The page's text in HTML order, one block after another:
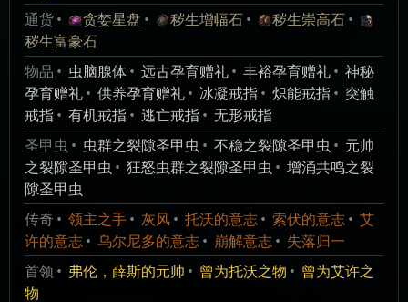
怪物大军为你效命。这些被召唤的怪物的物理伤害转
换为冰霜伤害，并有一定几率击中施加脆弱。
裂隙虫群（辅）
辅助由你亲自施放的奉献技能。
名
字
等
级
Pre/Suf 描述
比
1
传奇
necropolis exclusive craft
breach ring [50]
索伏的始源 索伏的爱抚
无形火炬 无形炼狱
索伏之心 索伏之血
托沃崩 托沃卧
雪盲恩惠 完美姿态
太平 群魔殿
通货
贪婪星盘 秽生增幅石
秽生崇高石
秽生富豪石
物品
虫脑腺体 远古孕育赠礼 丰裕孕育赠礼
神秘
孕育赠礼
供养孕育赠礼 冰凝戒指 炽能戒指
突触
戒指
有机戒指 逃亡戒指
无形戒指
圣甲虫
虫群之裂隙圣甲虫 不稳之裂隙圣甲虫
元帅
之裂隙圣甲虫
狂怒虫群之裂隙圣甲虫
增涌共鸣之裂
隙圣甲虫
传奇
领主之手 灰风 托沃的意志 索伏的意志
艾
许的意志
乌尔尼多的意志 崩解意志
失落归一
首领
弗伦，薛斯的元帅 曾为托沃之物
曾为艾许之
物